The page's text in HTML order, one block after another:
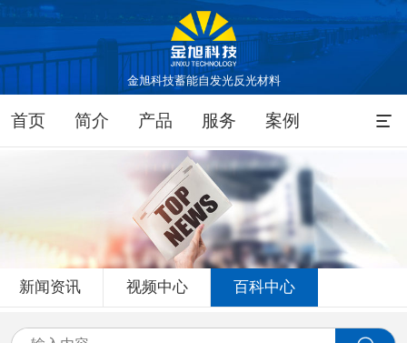
金旭科技蓄能自发光反光材料
首页 简介 产品 服务 案例
新闻资讯 视频中心 百科中心